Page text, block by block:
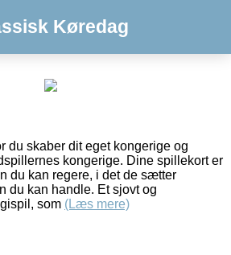
Køredag
du skaber dit eget kongerige og
kongerige. Dine spillekort er
du kan regere, i det de sætter
du kan handle. Et sjovt og
som (Læs mere)